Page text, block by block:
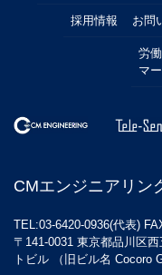
採用情報 お問
労
マ
CMエンジニアリン
TEL:03-6420-0936(代表)
〒141-0031 東京都品川区
トビル （旧ビル名 Cocoro